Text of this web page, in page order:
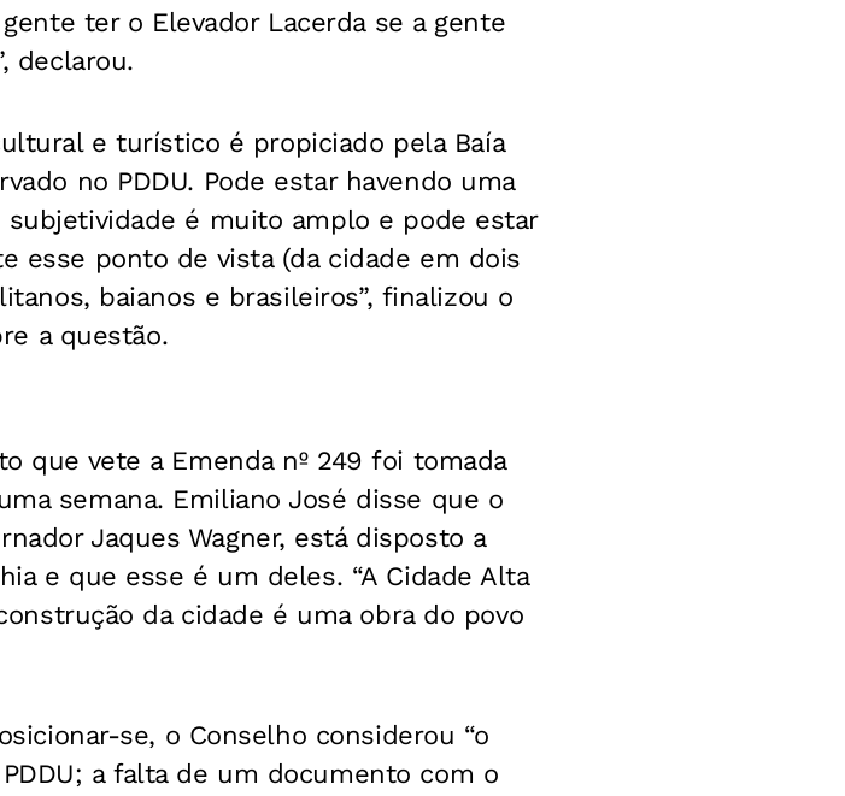
ter o Elevador Lacerda se a gente
declarou.
e turístico é propiciado pela Baía
no PDDU. Pode estar havendo uma
é muito amplo e pode estar
esse ponto de vista (da cidade em dois
baianos e brasileiros”, finalizou o
a questão.
que vete a Emenda nº 249 foi tomada
semana. Emiliano José disse que o
Jaques Wagner, está disposto a
e que esse é um deles. “A Cidade Alta
da cidade é uma obra do povo
se, o Conselho considerou “o
a falta de um documento com o